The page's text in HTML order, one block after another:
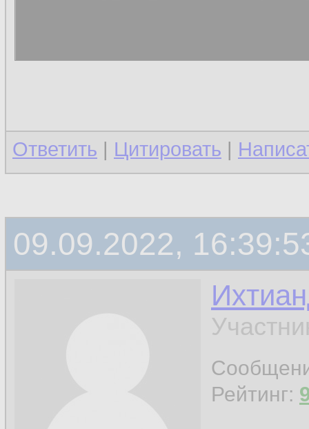
Ответить | Цитировать |
09.09.2022,
Рейтинг: